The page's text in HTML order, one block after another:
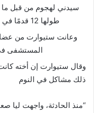
سيدني لهجوم من قبل ما
طولها 12 قدمًا في صباح يوم 13 يونيو.
وعانت ستيوارت من
المستشفى
وقال ستيوارت إن أخته
ذلك مشاكل في النوم
“منذ الحادثة، واجهت ليا